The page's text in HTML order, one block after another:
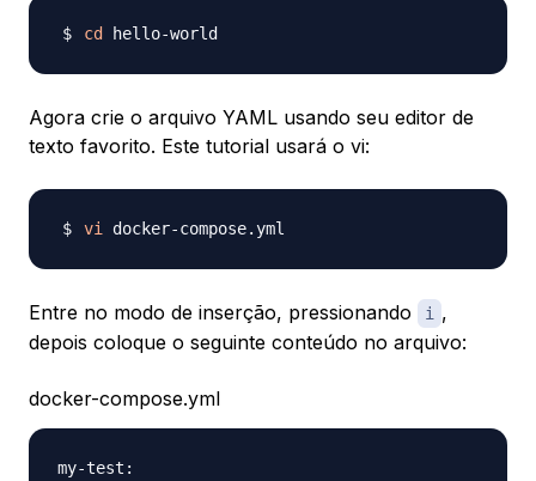
cd
Agora crie o arquivo YAML usando seu editor de
texto favorito. Este tutorial usará o vi:
vi
Entre no modo de inserção, pressionando i ,
depois coloque o seguinte conteúdo no arquivo:
docker-compose.yml
my-test: